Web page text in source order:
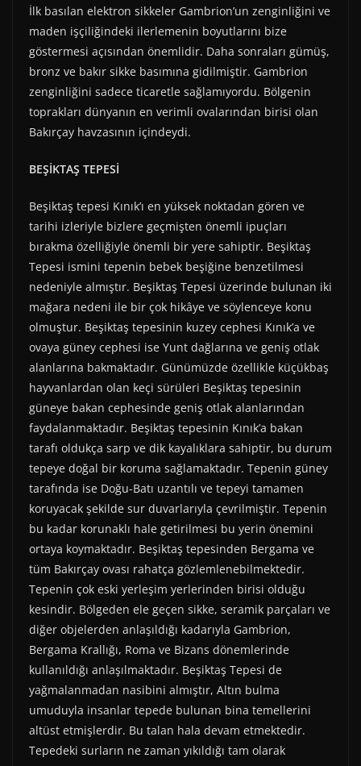
İlk basılan elektron sikkeler Gambrion’un zenginliğini ve
maden işçiliğindeki ilerlemenin boyutlarını bize
göstermesi açısından önemlidir. Daha sonraları gümüş,
bronz ve bakır sikke basımına gidilmiştir. Gambrion
zenginliğini sadece ticaretle sağlamıyordu. Bölgenin
toprakları dünyanın en verimli ovalarından birisi olan
Bakırçay havzasının içindeydi.
BEŞİKTAŞ TEPESİ
Beşiktaş tepesi Kınık’ı en yüksek noktadan gören ve
tarihi izleriyle bizlere geçmişten önemli ipuçları
bırakma özelliğiyle önemli bir yere sahiptir. Beşiktaş
Tepesi ismini tepenin bebek beşiğine benzetilmesi
nedeniyle almıştır. Beşiktaş Tepesi üzerinde bulunan iki
mağara nedeni ile bir çok hikâye ve söylenceye konu
olmuştur. Beşiktaş tepesinin kuzey cephesi Kınık’a ve
ovaya güney cephesi ise Yunt dağlarına ve geniş otlak
alanlarına bakmaktadır. Günümüzde özellikle küçükbaş
hayvanlardan olan keçi sürüleri Beşiktaş tepesinin
güneye bakan cephesinde geniş otlak alanlarından
faydalanmaktadır. Beşiktaş tepesinin Kınık’a bakan
tarafı oldukça sarp ve dik kayalıklara sahiptir, bu durum
tepeye doğal bir koruma sağlamaktadır. Tepenin güney
tarafında ise Doğu-Batı uzantılı ve tepeyi tamamen
koruyacak şekilde sur duvarlarıyla çevrilmiştir. Tepenin
bu kadar korunaklı hale getirilmesi bu yerin önemini
ortaya koymaktadır. Beşiktaş tepesinden Bergama ve
tüm Bakırçay ovası rahatça gözlemlenebilmektedir.
Tepenin çok eski yerleşim yerlerinden birisi olduğu
kesindir. Bölgeden ele geçen sikke, seramik parçaları ve
diğer objelerden anlaşıldığı kadarıyla Gambrion,
Bergama Krallığı, Roma ve Bizans dönemlerinde
kullanıldığı anlaşılmaktadır. Beşiktaş Tepesi de
yağmalanmadan nasibini almıştır, Altın bulma
umuduyla insanlar tepede bulunan bina temellerini
altüst etmişlerdir. Bu talan hala devam etmektedir.
Tepedeki surların ne zaman yıkıldığı tam olarak